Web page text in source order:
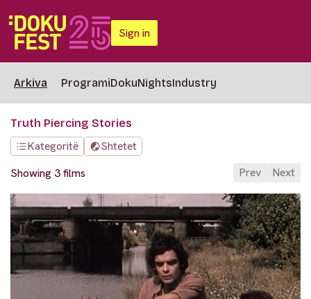
Sign in
Arkiva ProgramiDokuNightsIndustry
Truth Piercing Stories
Kategoritë
Shtetet
Showing 3 films
Prev Next